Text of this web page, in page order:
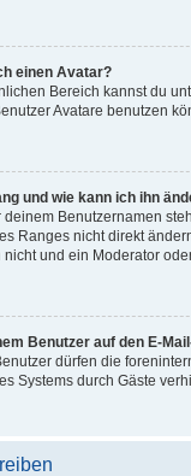
einen Avatar?
Bereich kannst du
Avatare benutzen
und wie kann ich ihn
deinem Benutzernamen
Ranges nicht direkt
und ein Moderator
Benutzer auf den E-
dürfen die
Systems durch Gäste